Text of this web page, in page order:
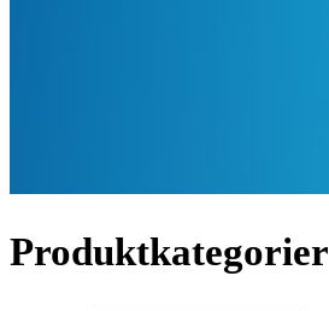
Produktkategorier